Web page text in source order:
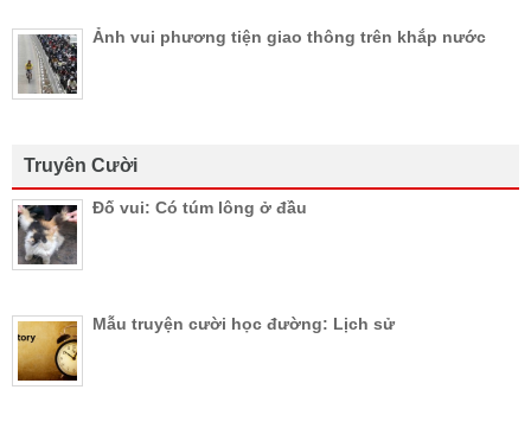
Ảnh vui phương tiện giao thông trên khắp nước
Truyên Cười
Đố vui: Có túm lông ở đầu
Mẫu truyện cười học đường: Lịch sử